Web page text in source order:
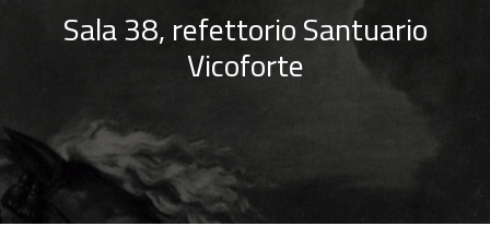
Sala 38, refettorio Santuario
Vicoforte